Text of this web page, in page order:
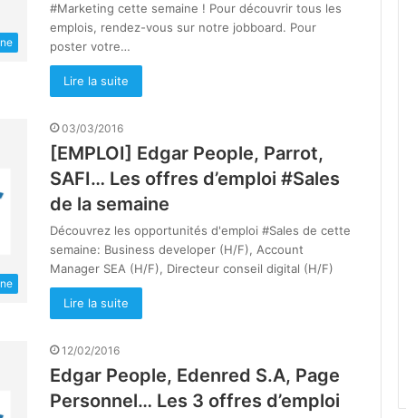
#Marketing cette semaine ! Pour découvrir tous les
emplois, rendez-vous sur notre jobboard. Pour
poster votre…
Lire la suite
03/03/2016
[EMPLOI] Edgar People, Parrot,
SAFI… Les offres d’emploi #Sales
de la semaine
Découvrez les opportunités d'emploi #Sales de cette
semaine: Business developer (H/F), Account
Manager SEA (H/F), Directeur conseil digital (H/F)
Lire la suite
12/02/2016
Edgar People, Edenred S.A, Page
Personnel… Les 3 offres d’emploi